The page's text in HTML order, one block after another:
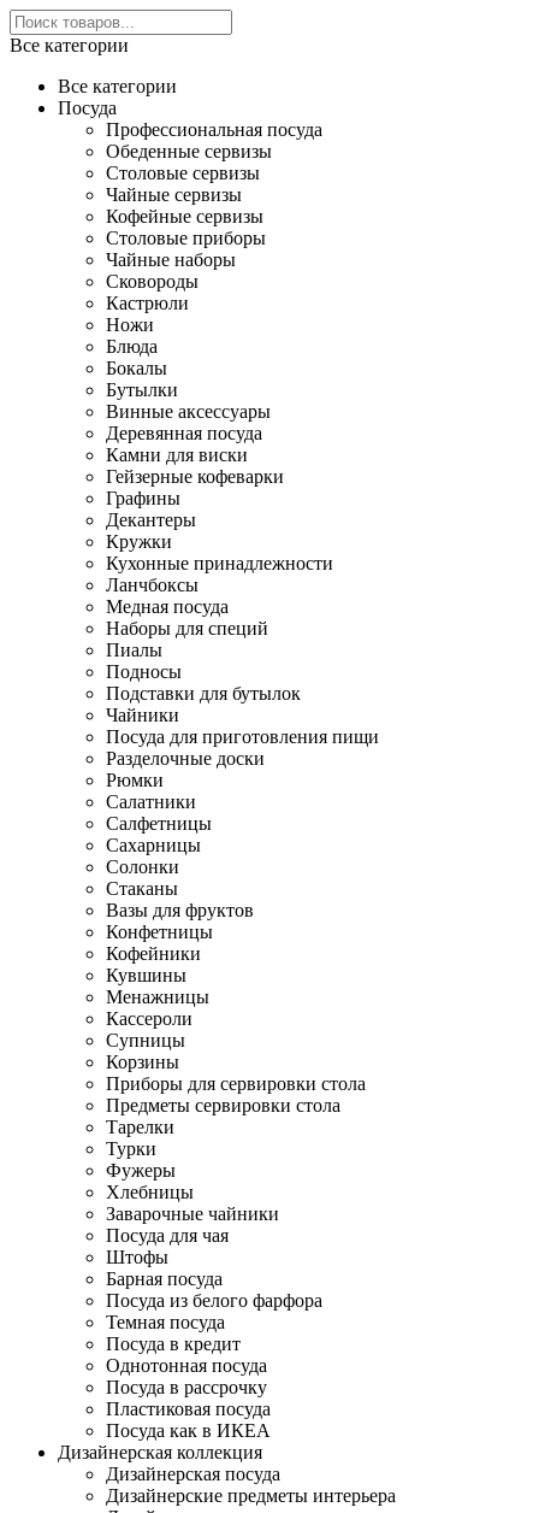
Все категории
Все категории
Посуда
Профессиональная посуда
Обеденные сервизы
Столовые сервизы
Чайные сервизы
Кофейные сервизы
Столовые приборы
Чайные наборы
Сковороды
Кастрюли
Ножи
Блюда
Бокалы
Бутылки
Винные аксессуары
Деревянная посуда
Камни для виски
Гейзерные кофеварки
Графины
Декантеры
Кружки
Кухонные принадлежности
Ланчбоксы
Медная посуда
Наборы для специй
Пиалы
Подносы
Подставки для бутылок
Чайники
Посуда для приготовления пищи
Разделочные доски
Рюмки
Салатники
Салфетницы
Сахарницы
Солонки
Стаканы
Вазы для фруктов
Конфетницы
Кофейники
Кувшины
Менажницы
Кассероли
Супницы
Корзины
Приборы для сервировки стола
Предметы сервировки стола
Тарелки
Турки
Фужеры
Хлебницы
Заварочные чайники
Посуда для чая
Штофы
Барная посуда
Посуда из белого фарфора
Темная посуда
Посуда в кредит
Однотонная посуда
Посуда в рассрочку
Пластиковая посуда
Посуда как в ИКЕА
Дизайнерская коллекция
Дизайнерская посуда
Дизайнерские предметы интерьера